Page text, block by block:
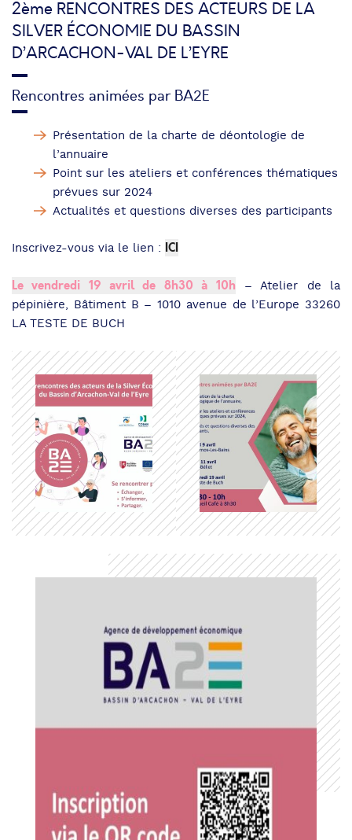
2ème RENCONTRES DES ACTEURS DE LA
SILVER ÉCONOMIE DU BASSIN
D’ARCACHON-VAL DE L’EYRE
Rencontres animées par BA2E
Présentation de la charte de déontologie de
l’annuaire
Point sur les ateliers et conférences thématiques
prévues sur 2024
Actualités et questions diverses des participants
Inscrivez-vous via le lien : ICI
Le vendredi 19 avril de 8h30 à 10h – Atelier de la
pépinière, Bâtiment B – 1010 avenue de l’Europe 33260
LA TESTE DE BUCH